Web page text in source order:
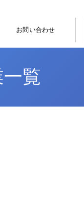
お問い合わせ
覧